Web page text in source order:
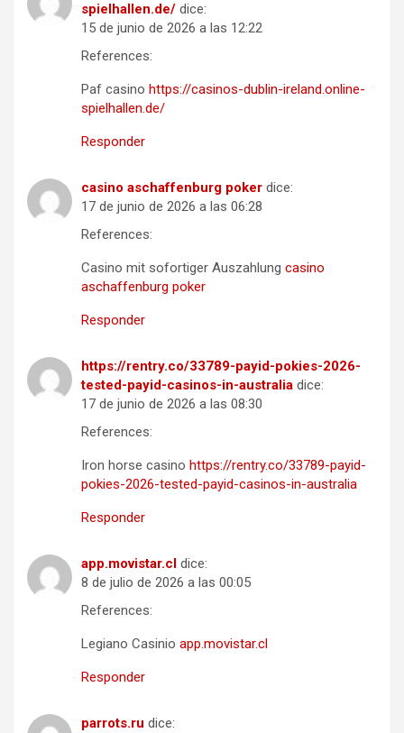
spielhallen.de/ dice:
15 de junio de 2026 a las 12:22
References:
Paf casino https://casinos-dublin-ireland.online-
spielhallen.de/
Responder
casino aschaffenburg poker dice:
17 de junio de 2026 a las 06:28
References:
Casino mit sofortiger Auszahlung casino
aschaffenburg poker
Responder
https://rentry.co/33789-payid-pokies-2026-
tested-payid-casinos-in-australia dice:
17 de junio de 2026 a las 08:30
References:
Iron horse casino https://rentry.co/33789-payid-
pokies-2026-tested-payid-casinos-in-australia
Responder
app.movistar.cl dice:
8 de julio de 2026 a las 00:05
References:
Legiano Casinio app.movistar.cl
Responder
parrots.ru dice: